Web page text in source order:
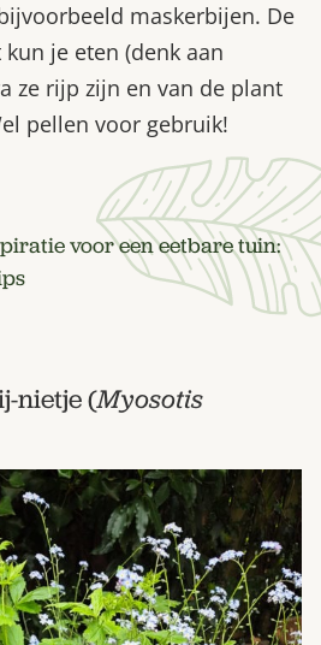
maskerbijen. De
je eten (denk aan
ze rijp zijn en van de plant
pellen voor gebruik!
voor een eetbare tuin:
nietje (Myosotis